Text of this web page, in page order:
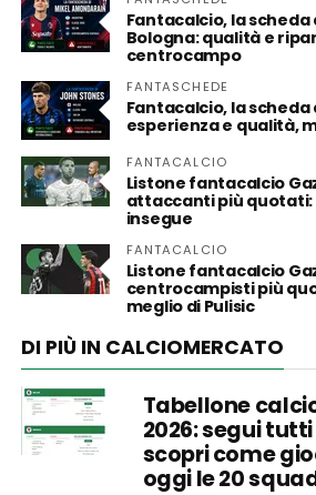
Fantacalcio, la
Bologna: qualità e
centrocampo
FANTASCHEDE
Fantacalcio, la scheda
esperienza e qualità,
FANTACALCIO
Listone fantacalcio
attaccanti più quotati:
insegue
FANTACALCIO
Listone fantacalcio
centrocampisti più
meglio di Pulisic
DI PIÙ IN CALCIOMERCATO
Tabellone
2026: segui
scopri come
oggi le 20